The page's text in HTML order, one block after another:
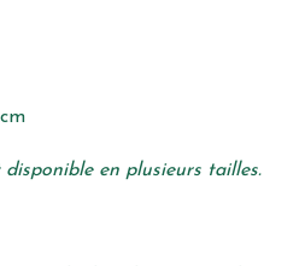
en plusieurs tailles.